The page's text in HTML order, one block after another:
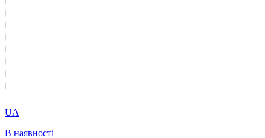
UA
В наявності